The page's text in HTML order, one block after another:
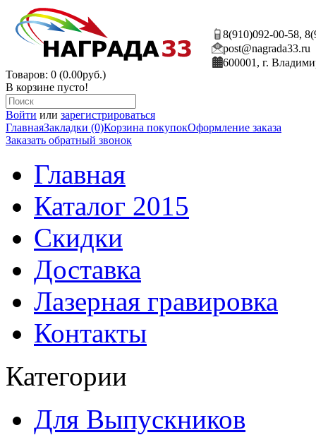
8(910)092-00-58,
post@nagrada33.ru
600001, г.
Товаров: 0 (0.00руб.)
В корзине пусто!
Войти или зарегистрироваться
ГлавнаяЗакладки (0)Корзина покупокОформление заказа
Заказать обратный звонок
Главная
Каталог 2015
Скидки
Доставка
Лазерная гравировка
Контакты
Категории
Для Выпускников